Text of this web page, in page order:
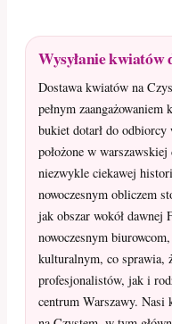
Wysyłanie kwiatów
Dostawa kwiatów na
pełnym
bukiet dotarł do odbiorcy
położone w
niezwykle ciekawej
nowoczesnym obliczem
jak obszar wokół dawnej
nowoczesnym
kulturalnym, co sprawia,
profesjonalistów, jak i
centrum Warszawy. Nasi